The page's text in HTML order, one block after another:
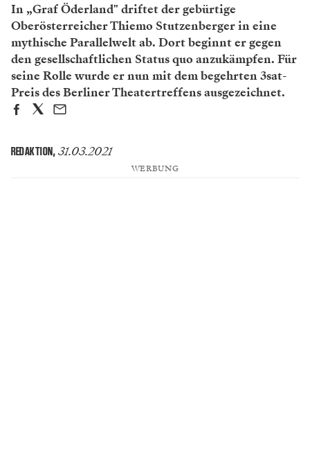
In „Graf Öderland" driftet der gebürtige
Oberösterreicher Thiemo Stutzenberger in eine
mythische Parallelwelt ab. Dort beginnt er gegen
den gesellschaftlichen Status quo anzukämpfen. Für
seine Rolle wurde er nun mit dem begehrten 3sat-
Preis des Berliner Theatertreffens ausgezeichnet.
REDAKTION, 31.03.2021
WERBUNG